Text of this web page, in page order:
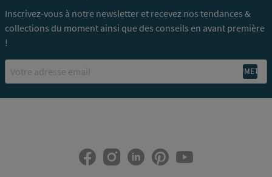
Inscrivez-vous à notre newsletter et recevez nos tendances &
collections du moment ainsi que des conseils en avant première
!
Email